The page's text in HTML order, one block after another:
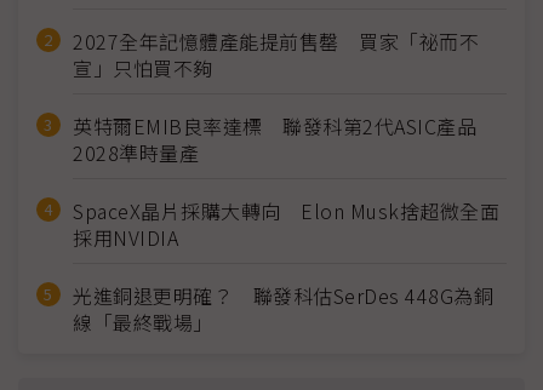
2027全年記憶體產能提前售罄 買家「祕而不
宣」只怕買不夠
英特爾EMIB良率達標 聯發科第2代ASIC產品
2028準時量產
SpaceX晶片採購大轉向 Elon Musk捨超微全面
採用NVIDIA
光進銅退更明確？ 聯發科估SerDes 448G為銅
線「最終戰場」